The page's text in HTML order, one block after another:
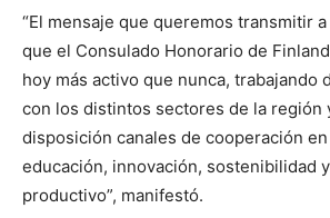
“El mensaje que queremos transmitir
que el Consulado Honorario de
hoy más activo que nunca, trabajando
con los distintos sectores de la región
disposición canales de cooperación
educación, innovación, sostenibilidad
productivo”, manifestó.